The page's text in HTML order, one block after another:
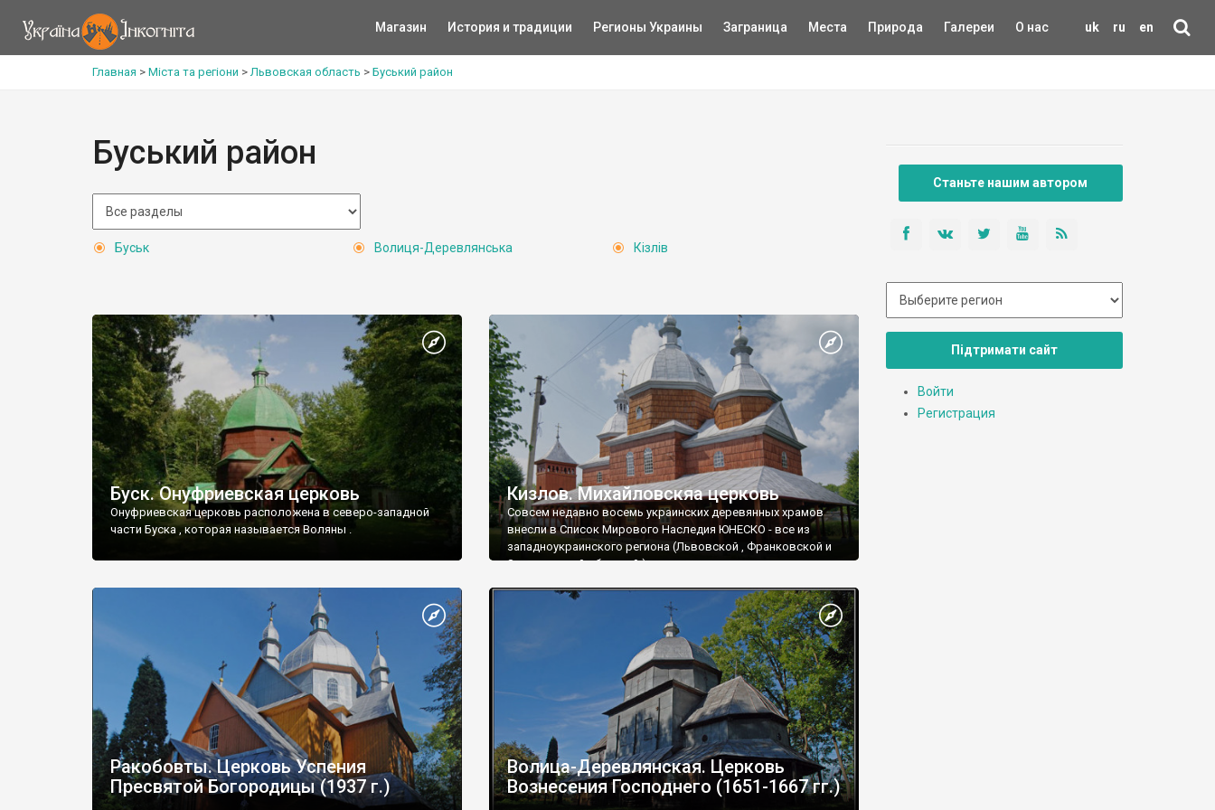
uk ru en
Магазин История и традиции Регионы Украины Заграница Места Природа Галереи О нас
Главная > Міста та регіони >Львовская область > Буський район
Буський район
Буськ Волиця-Деревлянська Кізлів
Буск. Онуфриевская церковь
Онуфриевская церковь расположена в северо-западной
части Буска , которая называется Воляны .
Кизлов. Михайловскяа церковь
Совсем недавно восемь украинских деревянных храмов
внесли в Список Мирового Наследия ЮНЕСКО - все из
западноукраинского региона (Львовской , Франковской и
Закарпатской областей ) , с
Ракобовты. Церковь Успения
Пресвятой Богородицы (1937 г.)
Волица-Деревлянская. Церковь
Вознесения Господнего (1651-1667 гг.)
Станьте нашим автором
Підтримати сайт
Войти
Регистрация